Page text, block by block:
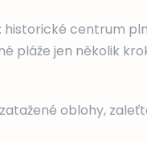
historické centrum
pláže jen několik
oblohy,